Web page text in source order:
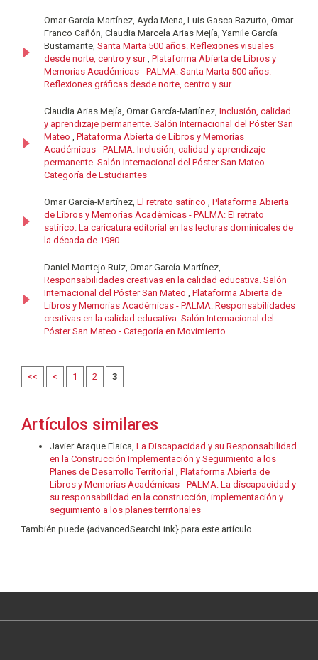
Omar García-Martínez, Ayda Mena, Luis Gasca Bazurto, Omar
Franco Cañón, Claudia Marcela Arias Mejía, Yamile García
Bustamante, Santa Marta 500 años. Reflexiones visuales
desde norte, centro y sur, Plataforma Abierta de Libros y
Memorias Académicas - PALMA: Santa Marta 500 años.
Reflexiones gráficas desde norte, centro y sur
Claudia Arias Mejía, Omar García-Martínez, Inclusión, calidad
y aprendizaje permanente. Salón Internacional del Póster San
Mateo , Plataforma Abierta de Libros y Memorias
Académicas - PALMA: Inclusión, calidad y aprendizaje
permanente. Salón Internacional del Póster San Mateo -
Categoría de Estudiantes
Omar García-Martínez, El retrato satírico , Plataforma Abierta
de Libros y Memorias Académicas - PALMA: El retrato
satírico. La caricatura editorial en las lecturas dominicales de
la década de 1980
Daniel Montejo Ruiz, Omar García-Martínez,
Responsabilidades creativas en la calidad educativa. Salón
Internacional del Póster San Mateo , Plataforma Abierta de
Libros y Memorias Académicas - PALMA: Responsabilidades
creativas en la calidad educativa. Salón Internacional del
Póster San Mateo - Categoría en Movimiento
<< < 1 2 3
Artículos similares
Javier Araque Elaica, La Discapacidad y su Responsabilidad
en la Construcción Implementación y Seguimiento a los
Planes de Desarrollo Territorial , Plataforma Abierta de
Libros y Memorias Académicas - PALMA: La discapacidad y
su responsabilidad en la construcción, implementación y
seguimiento a los planes territoriales
También puede {advancedSearchLink} para este artículo.